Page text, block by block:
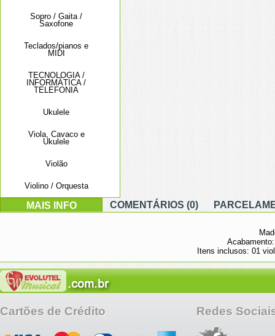
Sopro / Gaita /
Saxofone
Teclados/pianos e
MIDI
TECNOLOGIA /
INFORMÁTICA /
TELEFONIA
Ukulele
Viola, Cavaco e
Ukulele
Violão
Violino / Orquesta
MAIS INFO COMENTÁRIOS (0)
Itens inclusos: 01
Cartões de Crédito Redes